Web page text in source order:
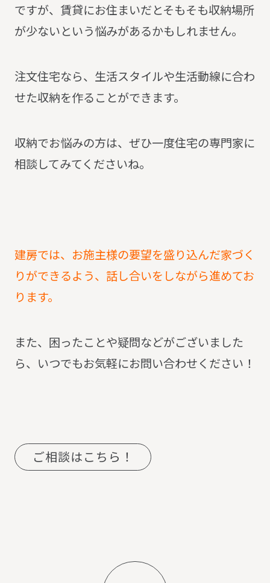
ですが、賃貸にお住まいだとそもそも収納場所
が少ないという悩みがあるかもしれません。
注文住宅なら、生活スタイルや生活動線に合わ
せた収納を作ることができます。
収納でお悩みの方は、ぜひ一度住宅の専門家に
相談してみてくださいね。
建房では、お施主様の要望を盛り込んだ家づく
りができるよう、話し合いをしながら進めてお
ります。
また、困ったことや疑問などがございました
ら、いつでもお気軽にお問い合わせください！
ご相談はこちら！